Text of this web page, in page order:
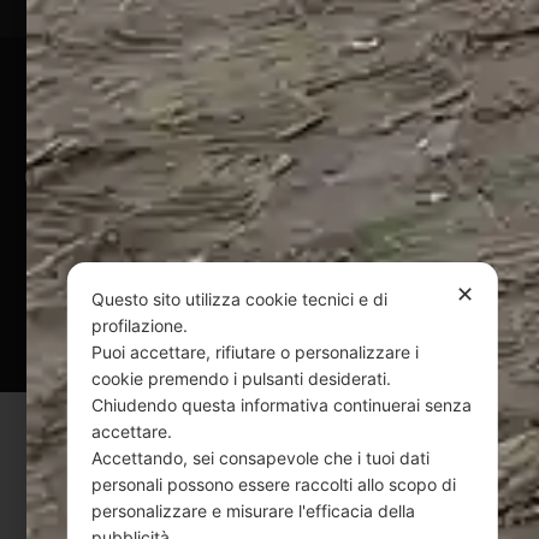
Pagamenti Sicuri
@ Copyright 2024 Webpesca è un brand Intent di Federico
Andrenacci P.Iva 01917920678
Via G. Galilei n. 2 – 64018 Tortoreto TE | REA TE-168019 |
Mail:info@webpesca.it| Pec:federicoandrenacci@pec.it
Questo sito è protetto da Google reCAPTCHA
Privacy Policy eTerms of Servicedi Google.
✕
Questo sito utilizza cookie tecnici e di
profilazione.
Puoi accettare, rifiutare o personalizzare i
cookie premendo i pulsanti desiderati.
Chiudendo questa informativa continuerai senza
accettare.
Accettando, sei consapevole che i tuoi dati
personali possono essere raccolti allo scopo di
personalizzare e misurare l'efficacia della